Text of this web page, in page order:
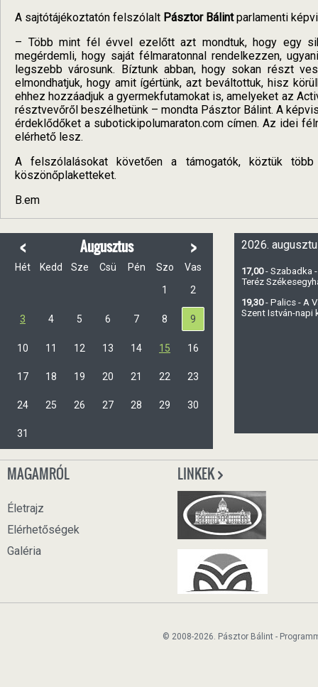
A sajtótájékoztatón felszólalt Pásztor Bálintparlamenti
– Több mint fél évvel ezelőtt azt mondtuk, hogy egy
megérdemli, hogy saját félmaratonnal rendelkezzen,
legszebb városunk. Bíztunk abban, hogy sokan részt
elmondhatjuk, hogy amit ígértünk, azt beváltottuk, hisz
ehhez hozzáadjuk a gyermekfutamokat is, amelyeket az
résztvevőről beszélhetünk – mondta Pásztor Bálint. A
érdeklődőket a subotickipolumaraton.com címen. Az idei
elérhető lesz.
A felszólalásokat követően a támogatók, köztük
köszönőplaketteket.
B.em
< Augusztus >
Hét Kedd Sze Csü Pén Szo
Vas
1
2
3 4 5 6 7 8 9
10 11 12 13 14 15 16
17 18 19 20 21 22 23
24 25 26 27 28 29 30
31
2026.
17,00- Szabadka
Teréz
19,30- Palics - A
Szent István-napi
MAGAMRÓL
Életrajz
Elérhetőségek
Galéria
LINKEK
© 2008-2026. Pásztor Bálint -